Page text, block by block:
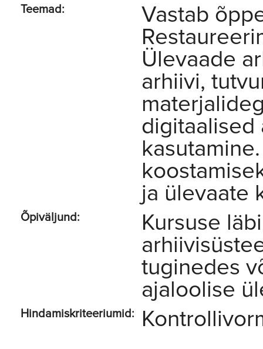
Teemad: Vastab
Ülevaade
arhiivi,
digitaalised
ja ülevaate
Õpiväljund: Kursuse
tuginedes
ajaloolise
Hindamiskriteeriumid: